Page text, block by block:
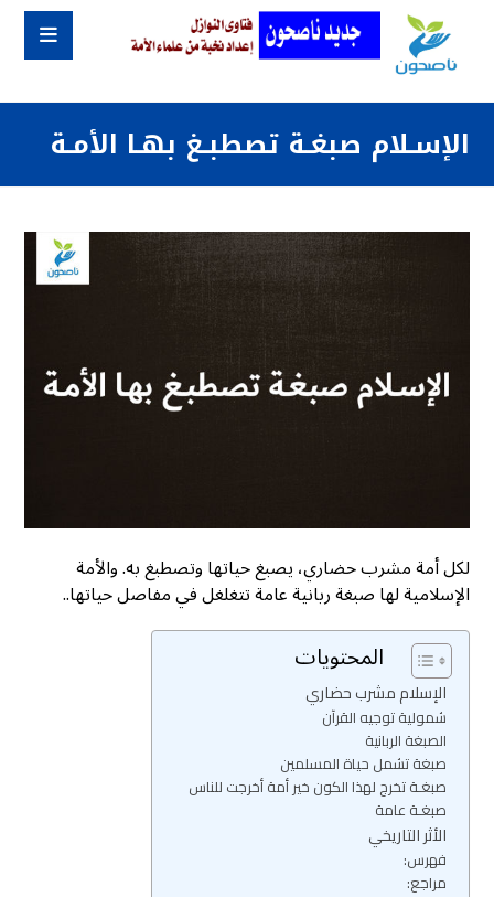
الإسـلام صبغـة تصطبـغ بهـا الأمـة
لكل أمة مشرب حضاري، يصبغ حياتها وتصطبغ به. والأمة
الإسلامية لها صبغة ربانية عامة تتغلغل في مفاصل حياتها..
المحتويات
الإسلام مشرب حضاري
شمولية توجيه القرآن
الصبغة الربانية
صبغة تشمل حياة المسلمين
صبغـة تخرج لهذا الكون خير أمة أخرجت للناس
صبغـة عامة
الأثر التاريخي
فهرس:
مراجع: